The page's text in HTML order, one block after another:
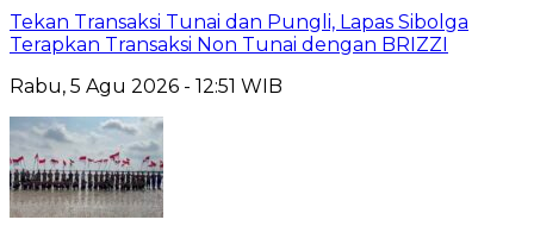
Tekan Transaksi Tunai dan Pungli, Lapas Sibolga
Terapkan Transaksi Non Tunai dengan BRIZZI
Rabu, 5 Agu 2026 - 12:51 WIB